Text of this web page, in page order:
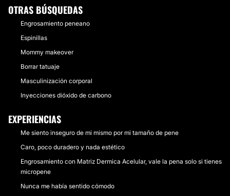
OTRAS BÚSQUEDAS
Engrosamiento peneano
Espinillas
Mommy makeover
Borrar tatuaje
Masculinización corporal
Inyecciones dióxido de carbono
EXPERIENCIAS
Me siento inseguro de mi mismo por mi tamaño de pene
Caro, poco duradero y nada estético
Engrosamiento con Matriz Dermica Acelular, vale la pena solo si tienes
micropene
Nunca me había sentido cómodo